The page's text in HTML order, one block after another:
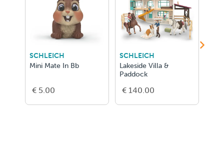
SCHLEICH
Mini Mate In Bb
€ 5.00
SCHLEICH
Lakeside Villa &
Paddock
€ 140.00